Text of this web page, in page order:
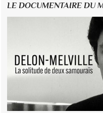
LE DOCUMENTAIRE DU